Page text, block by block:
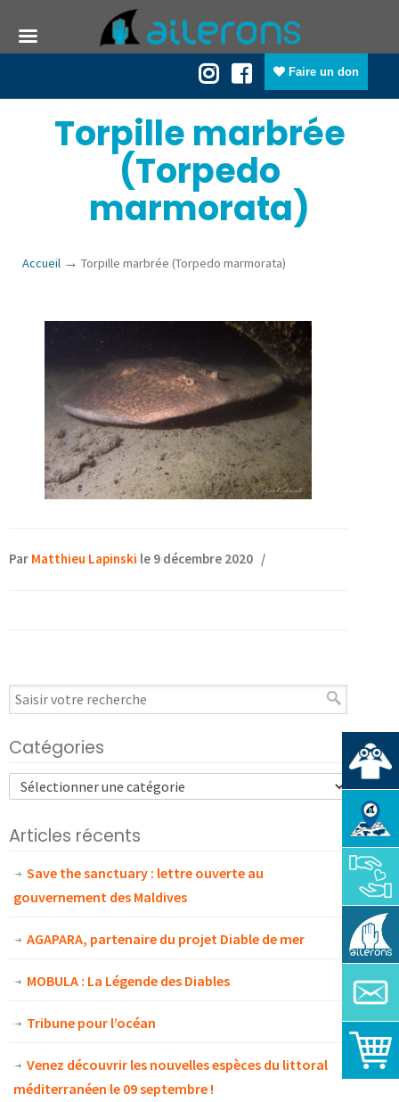
Faire un don
Torpille marbrée
(Torpedo
marmorata)
Accueil → Torpille marbrée (Torpedo marmorata)
Par Matthieu Lapinski le 9 décembre 2020 /
Catégories
Articles récents
Save the sanctuary : lettre ouverte au
gouvernement des Maldives
AGAPARA, partenaire du projet Diable de mer
MOBULA : La Légende des Diables
Tribune pour l’océan
Venez découvrir les nouvelles espèces du littoral
méditerranéen le 09 septembre !